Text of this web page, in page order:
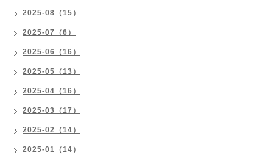
2025-08（15）
2025-07（6）
2025-06（16）
2025-05（13）
2025-04（16）
2025-03（17）
2025-02（14）
2025-01（14）